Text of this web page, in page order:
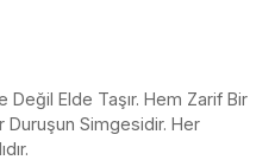
Değil Elde Taşır. Hem Zarif Bir
Simgesidir. Her